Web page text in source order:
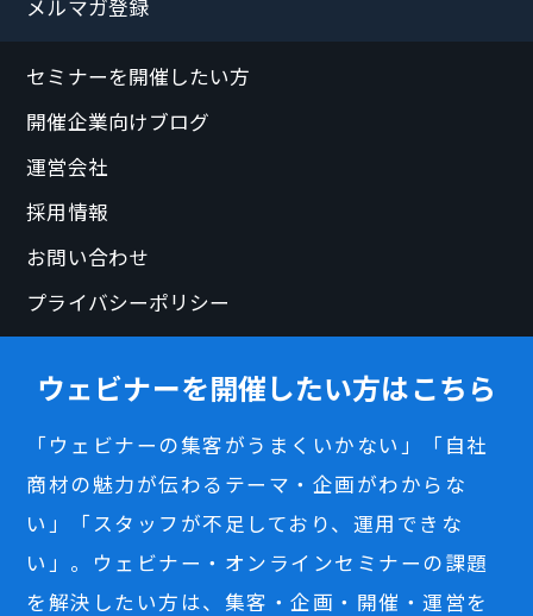
メルマガ登録
セミナーを開催したい方
開催企業向けブログ
運営会社
採用情報
お問い合わせ
プライバシーポリシー
ウェビナーを開催したい方はこちら
「ウェビナーの集客がうまくいかない」「自社
商材の魅力が伝わるテーマ・企画がわからな
い」「スタッフが不足しており、運用できな
い」。ウェビナー・オンラインセミナーの課題
を解決したい方は、集客・企画・開催・運営を